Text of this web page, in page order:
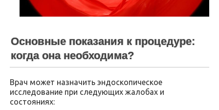
Основные показания к процедуре:
когда она необходима?
Врач может назначить эндоскопическое
исследование при следующих жалобах и
состояниях: